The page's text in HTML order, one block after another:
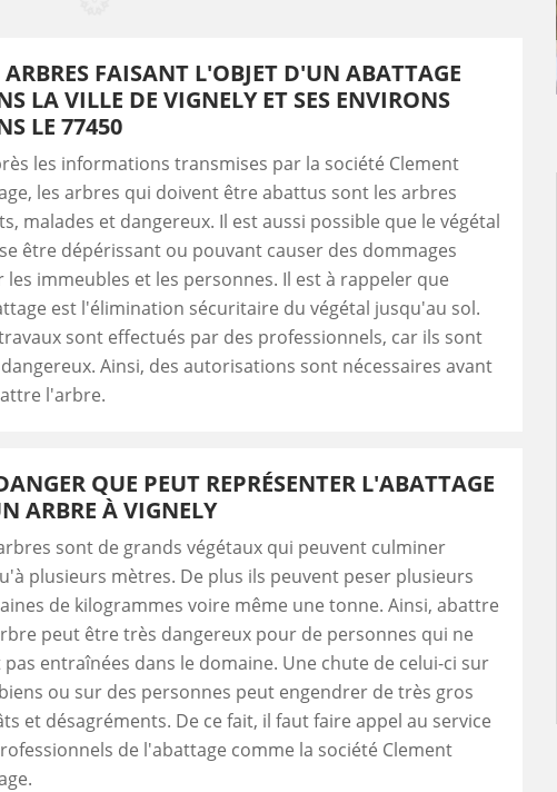
ARBRES FAISANT L'OBJET D'UN ABATTAGE
LA VILLE DE VIGNELY ET SES ENVIRONS
LE 77450
les informations transmises par la société Clement
les arbres qui doivent être abattus sont les arbres
malades et dangereux. Il est aussi possible que le végétal
être dépérissant ou pouvant causer des dommages
les immeubles et les personnes. Il est à rappeler que
est l'élimination sécuritaire du végétal jusqu'au sol.
sont effectués par des professionnels, car ils sont
Ainsi, des autorisations sont nécessaires avant
l'arbre.
QUE PEUT REPRÉSENTER L'ABATTAGE
ARBRE À VIGNELY
sont de grands végétaux qui peuvent culminer
plusieurs mètres. De plus ils peuvent peser plusieurs
de kilogrammes voire même une tonne. Ainsi, abattre
peut être très dangereux pour de personnes qui ne
pas entraînées dans le domaine. Une chute de celui-ci sur
ou sur des personnes peut engendrer de très gros
et désagréments. De ce fait, il faut faire appel au service
de l'abattage comme la société Clement